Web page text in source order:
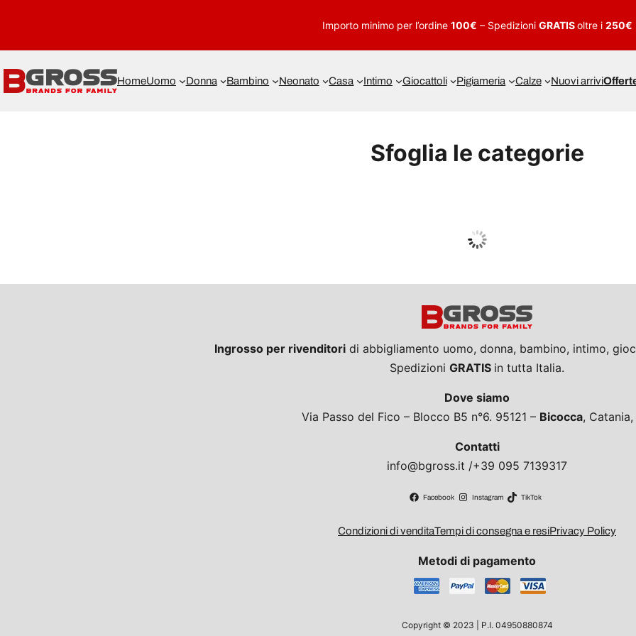
Importo minimo per l’ordine 100€ – Spedizioni GRATISoltre i 250€
HomeUomo Donna Bambino Neonato Casa Intimo Giocattoli Pigiameria Calze Nuovi arrivi
Sfoglia le categorie
Guarda tutto
Ingrosso per rivenditori di abbigliamento uomo, donna, bambino, intimo,
Spedizioni GRATIS in tutta Italia.
Dove siamo
Via Passo del Fico – Blocco B5 n°6. 95121 – Bicocca,
Contatti
info@bgross.it /+39 095 7139317
Facebook Instagram TikTok
Condizioni di venditaTempi di consegna e resiPrivacy Policy
Metodi di pagamento
Copyright © 2023 | P.I. 04950880874